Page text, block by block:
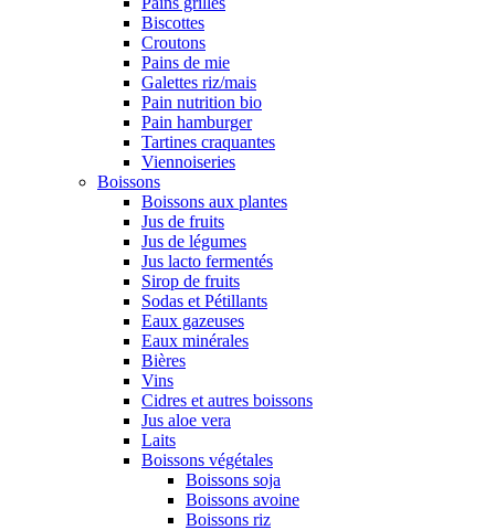
Biscottes
Croutons
Pains de mie
Galettes riz/mais
Pain nutrition bio
Pain hamburger
Tartines craquantes
Viennoiseries
Boissons
Boissons aux plantes
Jus de fruits
Jus de légumes
Jus lacto fermentés
Sirop de fruits
Sodas et Pétillants
Eaux gazeuses
Eaux minérales
Bières
Vins
Cidres et autres boissons
Jus aloe vera
Laits
Boissons végétales
Boissons soja
Boissons avoine
Boissons riz